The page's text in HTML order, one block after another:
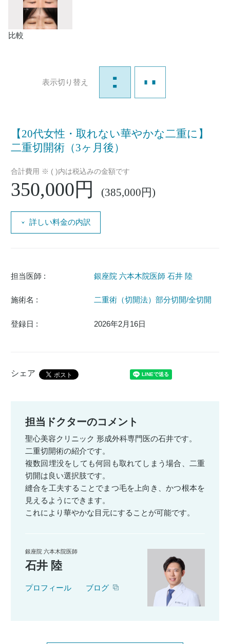
比較
表示切り替え
【20代女性・取れない華やかな二重に】
二重切開術（3ヶ月後）
合計費用 ※ ( )内は税込みの金額です
350,000円 (385,000円)
詳しい料金の内訳
担当医師 : 銀座院 六本木院医師 石井 陸
施術名 : 二重術（切開法）部分切開/全切開
登録日 : 2026年2月16日
シェア
担当ドクターのコメント
聖心美容クリニック 形成外科専門医の石井です。
二重切開術の紹介です。
複数回埋没をしても何回も取れてしまう場合、二重
切開は良い選択肢です。
縫合を工夫することでまつ毛を上向き、かつ根本を
見えるようにできます。
これにより華やかな目元にすることが可能です。
銀座院 六本木院医師
石井 陸
プロフィール ブログ